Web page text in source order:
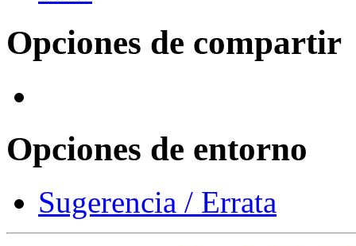
Opciones de compartir
Opciones de entorno
Sugerencia / Errata